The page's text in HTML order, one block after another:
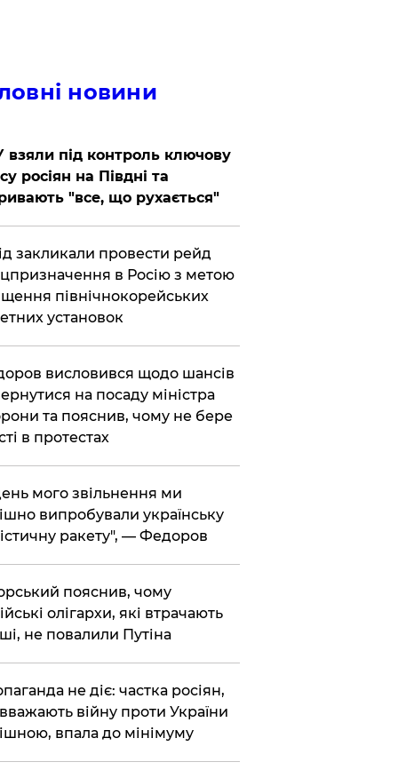
новини
взяли під контроль ключову
росіян на Півдні та
"все, що рухається"
закликали провести рейд
в Росію з метою
північнокорейських
установок
висловився щодо шансів
на посаду міністра
та пояснив, чому не бере
в протестах
мого звільнення ми
випробували українську
ракету", — Федоров
пояснив, чому
олігархи, які втрачають
не повалили Путіна
не діє: частка росіян,
війну проти України
впала до мінімуму